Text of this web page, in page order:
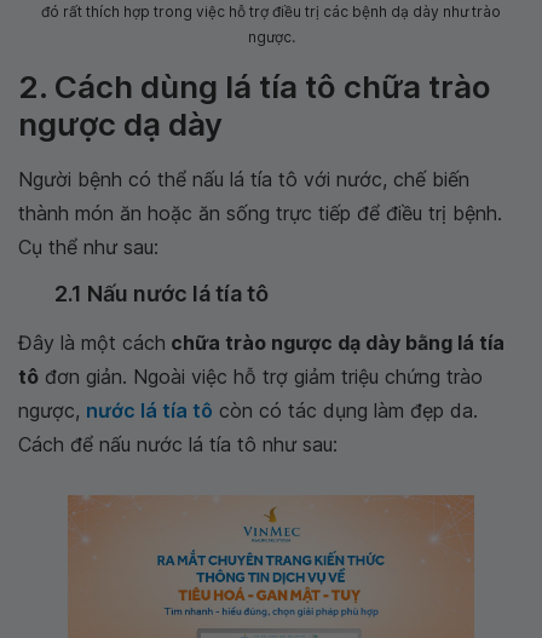
đó rất thích hợp trong việc hỗ trợ điều trị các bệnh dạ dày như trào
ngược.
2. Cách dùng lá tía tô chữa trào
ngược dạ dày
Người bệnh có thể nấu lá tía tô với nước, chế biến
thành món ăn hoặc ăn sống trực tiếp để điều trị bệnh.
Cụ thể như sau:
2.1 Nấu nước lá tía tô
Đây là một cách chữa trào ngược dạ dày bằng lá tía
tô đơn giản. Ngoài việc hỗ trợ giảm triệu chứng trào
ngược, nước lá tía tô còn có tác dụng làm đẹp da.
Cách để nấu nước lá tía tô như sau: